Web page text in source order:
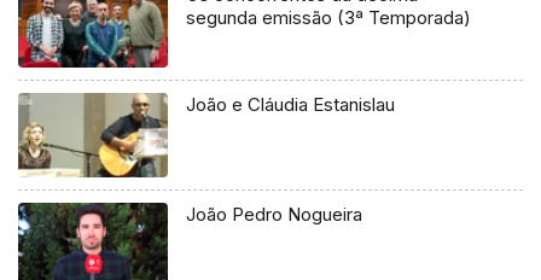
segunda emissão (3ª Temporada)
João e Cláudia Estanislau
João Pedro Nogueira